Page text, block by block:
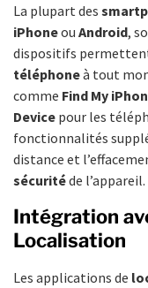
La plupart des
iPhoneou Android,
dispositifs
téléphoneà tout
comme Find My
Device pour les
fonctionnalités
distance et
sécuritéde l’appareil.
Intégration
Localisation
Les applications de